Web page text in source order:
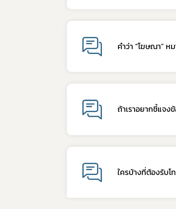
คำว่า “โฆษณา” ห
ถ้าเราอยากชี้แจง
ใครบ้างที่ต้องรับ